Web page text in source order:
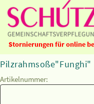
Stornierungen für online
Pilzrahmsoße"Funghi"
Artikelnummer: